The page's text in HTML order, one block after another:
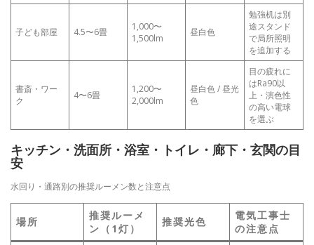
子ども部屋 4.5〜6畳
1,000〜
1,500lm
昼白色
勉強机は別
途スタンド
で局所照明
を追加する
書斎・ワー
ク
4〜6畳
1,200〜
2,000lm
昼白色 / 昼光
色
目の疲れに
はRa90以
上・演色性
の高い電球
を選ぶ
キッチン・洗面所・浴室・トイレ・廊下・玄関の目
安
水回り・通路別の推奨ルーメン数と注意点
場所
推奨ルーメ
ン（1灯）
推奨光色
電気工事士
の注意点